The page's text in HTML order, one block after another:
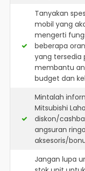
Tanyakan
mobil yang
mengerti
beberapa
yang tersedia
membantu
budget dan
Mintalah
Mitsubishi
diskon/
angsuran
aksesoris/
Jangan lupa